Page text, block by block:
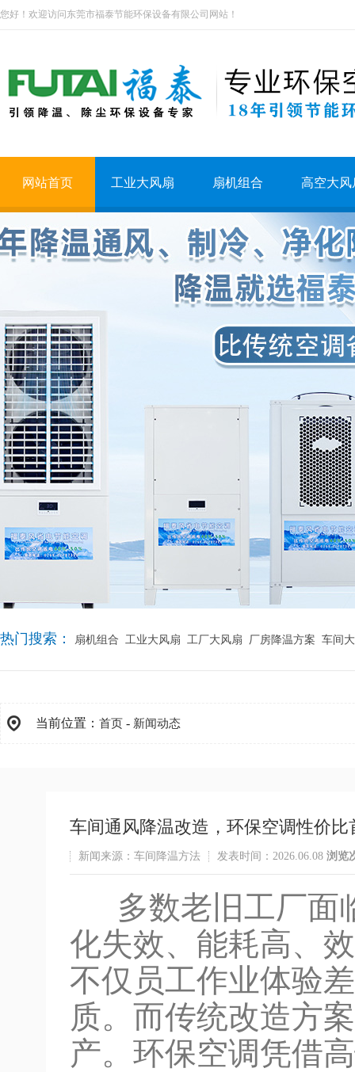
您好！欢迎访问东莞市福泰节能环保设备有限公司网站！
网站首页 工业大风扇 扇机组合 高空大风
热门搜索： 扇机组合 工业大风扇 工厂大风扇 厂房降温方案 车间
当前位置： 首页 - 新闻动态
车间通风降温改造，环保空调性价比
新闻来源：车间降温方法 发表时间：2026.06.08 浏览
多数老旧工厂面
化失效、能耗高、
不仅员工作业体验
质。而传统改造方
产。环保空调凭借